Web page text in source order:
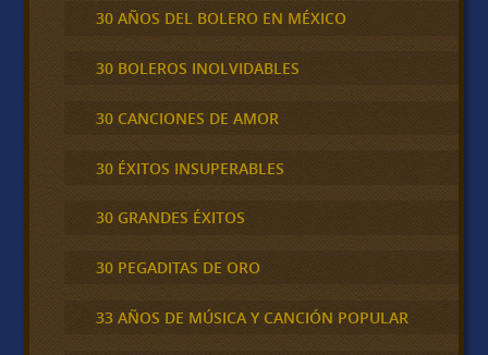
30 AÑOS DEL BOLERO EN MÉXICO
30 BOLEROS INOLVIDABLES
30 CANCIONES DE AMOR
30 ÉXITOS INSUPERABLES
30 GRANDES ÉXITOS
30 PEGADITAS DE ORO
33 AÑOS DE MÚSICA Y CANCIÓN POPULAR